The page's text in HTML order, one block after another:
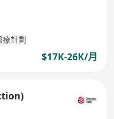
療計劃
$17K-26K/月